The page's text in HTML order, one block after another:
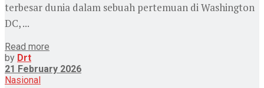
terbesar dunia dalam sebuah pertemuan di Washington
DC, ...
Read more
by Drt
21 February 2026
Nasional